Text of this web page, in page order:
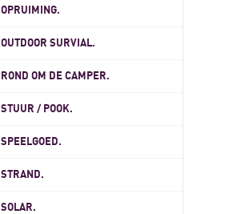
OPRUIMING.
OUTDOOR SURVIAL.
ROND OM DE CAMPER.
STUUR / POOK.
SPEELGOED.
STRAND.
SOLAR.